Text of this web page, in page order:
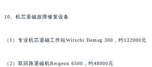
10、机芯退磁故障修复设备
（1）专业机芯退磁工作站Witschi Demag 300，约132000元
（2）双回路退磁机Bergeon 6500，约48000元